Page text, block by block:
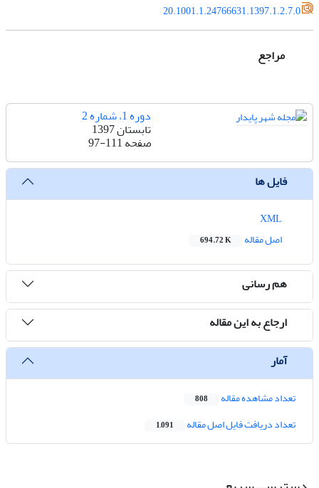
20.1001.1.24766631.1397.1.2.7.0
مراجع
دوره 1، شماره 2
تابستان 1397
صفحه97-111
فایل ها
اصل مقاله
694.72 K
هم رسانی
ارجاع به این مقاله
آمار
تعداد مشاهده مقاله 808
تعداد دریافت فایل اصل مقاله 1,091